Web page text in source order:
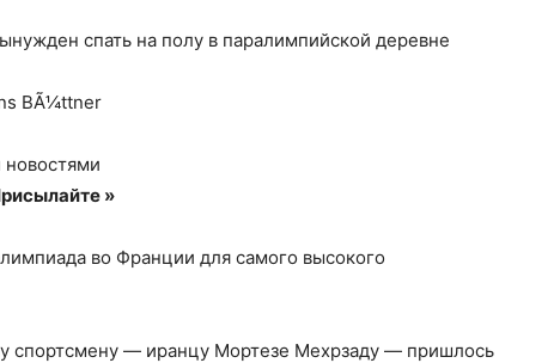
спать на полу в паралимпийской деревне
BÃ¼ttner
»
во Франции для самого высокого
спортсмену — иранцу Мортезе Мехрзаду — пришлось